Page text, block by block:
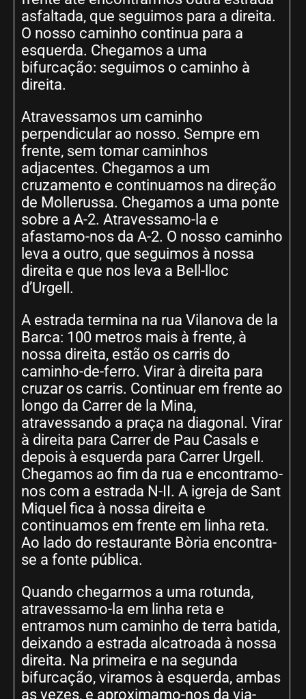
asfaltada, que seguimos para a direita.
O nosso caminho continua para a
esquerda. Chegamos a uma
bifurcação: seguimos o caminho à
direita.
Atravessamos um caminho
perpendicular ao nosso. Sempre em
frente, sem tomar caminhos
adjacentes. Chegamos a um
cruzamento e continuamos na direção
de Mollerussa. Chegamos a uma ponte
sobre a A-2. Atravessamo-la e
afastamo-nos da A-2. O nosso caminho
leva a outro, que seguimos à nossa
direita e que nos leva a Bell-lloc
d’Urgell.
A estrada termina na rua Vilanova de la
Barca: 100 metros mais à frente, à
nossa direita, estão os carris do
caminho-de-ferro. Virar à direita para
cruzar os carris. Continuar em frente ao
longo da Carrer de la Mina,
atravessando a praça na diagonal. Virar
à direita para Carrer de Pau Casals e
depois à esquerda para Carrer Urgell.
Chegamos ao fim da rua e encontramo-
nos com a estrada N-II. A igreja de Sant
Miquel fica à nossa direita e
continuamos em frente em linha reta.
Ao lado do restaurante Bòria encontra-
se a fonte pública.
Quando chegarmos a uma rotunda,
atravessamo-la em linha reta e
entramos num caminho de terra batida,
deixando a estrada alcatroada à nossa
direita. Na primeira e na segunda
bifurcação, viramos à esquerda, ambas
as vezes, e aproximamo-nos da via-